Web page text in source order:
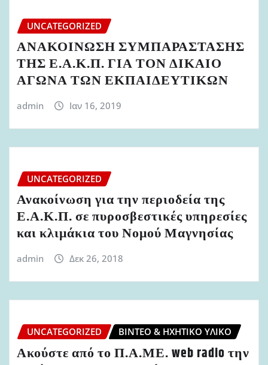
UNCATEGORIZED
ΑΝΑΚΟΙΝΩΣΗ ΣΥΜΠΑΡΑΣΤΑΣΗΣ
ΤΗΣ Ε.Α.Κ.Π. ΓΙΑ ΤΟΝ ΔΙΚΑΙΟ
ΑΓΩΝΑ ΤΩΝ ΕΚΠΑΙΔΕΥΤΙΚΩΝ
admin Ιαν 16, 2019
UNCATEGORIZED
Ανακοίνωση για την περιοδεία της
Ε.Α.Κ.Π. σε πυροσβεστικές υπηρεσίες
και κλιμάκια του Νομού Μαγνησίας
admin Δεκ 26, 2018
UNCATEGORIZED ΒΊΝΤΕΟ & ΗΧΗΤΙΚΌ ΥΛΙΚΌ
Ακούστε από το Π.Α.ΜΕ. web radio την